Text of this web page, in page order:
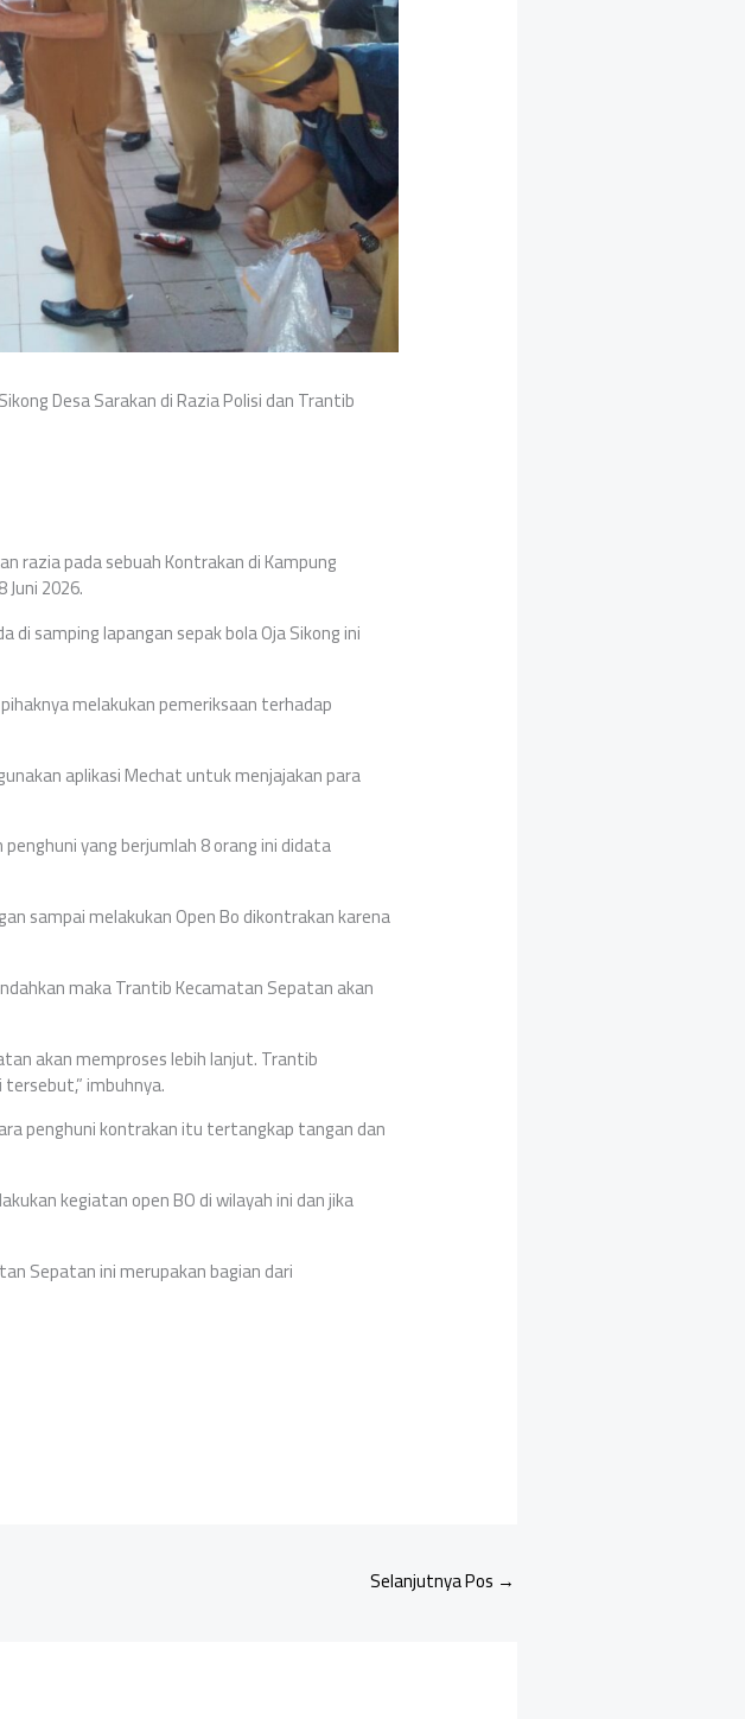
Desa Sarakan di Razia Polisi dan Trantib
razia pada sebuah Kontrakan di Kampung
2026.
samping lapangan sepak bola Oja Sikong ini
melakukan pemeriksaan terhadap
aplikasi Mechat untuk menjajakan para
yang berjumlah 8 orang ini didata
sampai melakukan Open Bo dikontrakan karena
maka Trantib Kecamatan Sepatan akan
akan memproses lebih lanjut. Trantib
imbuhnya.
penghuni kontrakan itu tertangkap tangan dan
kegiatan open BO di wilayah ini dan jika
Sepatan ini merupakan bagian dari
Selanjutnya Pos →